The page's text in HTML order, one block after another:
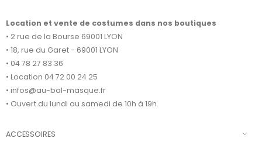
Location et vente de costumes dans nos boutiques
• 2 rue de la Bourse 69001 LYON
• 18, rue du Garet - 69001 LYON
• 04 78 27 83 36
• Location 04 72 00 24 25
• infos@au-bal-masque.fr
• Ouvert du lundi au samedi de 10h à 19h.
ACCESSOIRES